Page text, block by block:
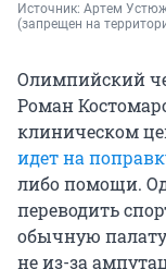
Источник: Артем
(запрещен на
Олимпийский
Роман
клиническом
идет на
либо помощи.
переводить
обычную
не из-за